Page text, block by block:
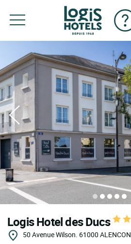
Logis Hotel des Ducs
50 Avenue Wilson. 61000 ALENCON